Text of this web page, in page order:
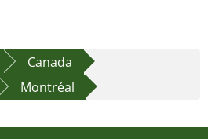
Canada
Montréal